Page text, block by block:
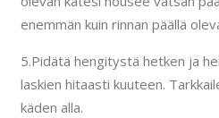
enemmän kuin rinnan päällä
5.Pidätä hengitystä hetken ja
laskien hitaasti kuuteen.
käden alla.